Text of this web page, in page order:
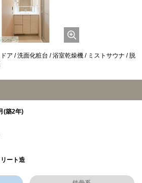
ア / 洗面化粧台 / 浴室乾燥機 / ミストサウナ / 脱
(築2年)
ート造